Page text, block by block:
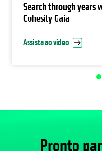
Search through
Cohesity Gaia
Assista ao vídeo
Pronto